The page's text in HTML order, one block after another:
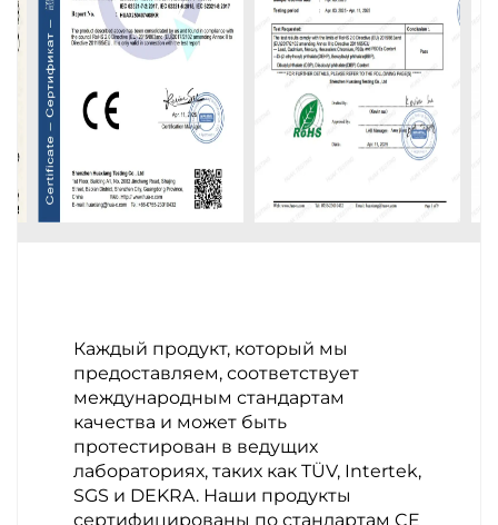
Каждый продукт, который мы
предоставляем, соответствует
международным стандартам
качества и может быть
протестирован в ведущих
лабораториях, таких как TÜV, Intertek,
SGS и DEKRA. Наши продукты
сертифицированы по стандартам CE